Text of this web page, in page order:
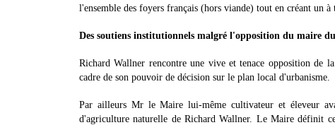
l'ensemble des foyers français (hors viande) tout en créant un
Des soutiens institutionnels malgré l'opposition du maire
Richard Wallner rencontre une vive et tenace opposition de
cadre de son pouvoir de décision sur le plan local d'urbanisme.
Par ailleurs Mr le Maire lui-même cultivateur et éleveur
d'agriculture naturelle de Richard Wallner. Le Maire définit